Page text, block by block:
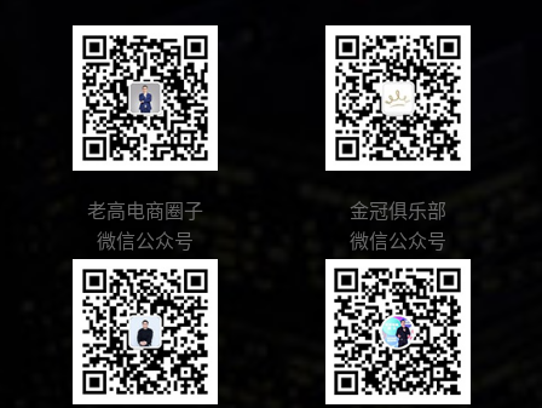
老高电商圈子
微信公众号
金冠俱乐部
微信公众号